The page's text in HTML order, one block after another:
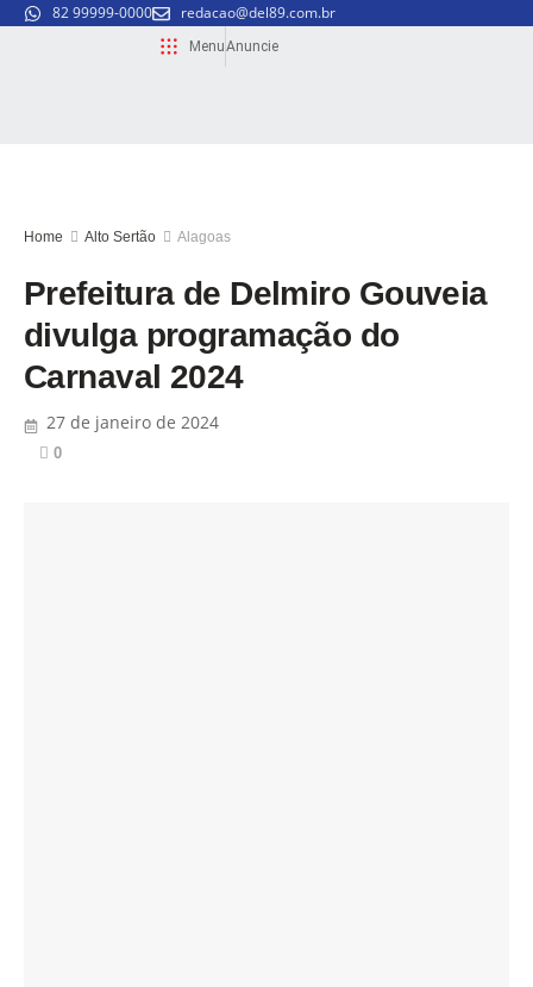
82 99999-0000 redacao@del89.com.br
MenuAnuncie
Home Alto Sertão Alagoas
Prefeitura de Delmiro Gouveia
divulga programação do
Carnaval 2024
27 de janeiro de 2024
0